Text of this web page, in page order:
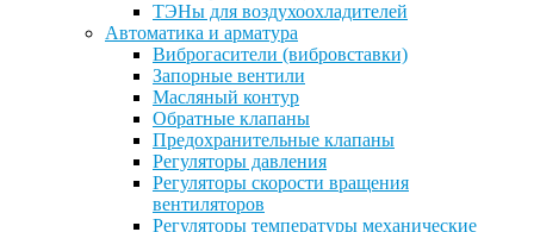
ТЭНы для воздухоохладителей
Автоматика и арматура
Виброгасители (вибровставки)
Запорные вентили
Масляный контур
Обратные клапаны
Предохранительные клапаны
Регуляторы давления
Регуляторы скорости вращения
вентиляторов
Регуляторы температуры механические